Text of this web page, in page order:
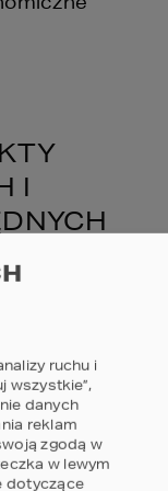
I
domów
domów
, które
ruchu i
wszystkie”,
danych
reklam
zgodą w
w lewym
dotyczące